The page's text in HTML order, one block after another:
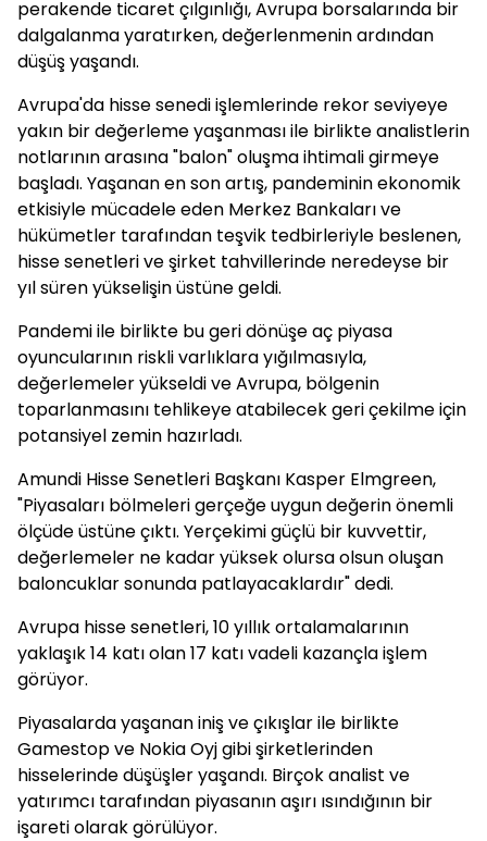
perakende ticaret çılgınlığı, Avrupa borsalarında bir
dalgalanma yaratırken, değerlenmenin ardından
düşüş yaşandı.
Avrupa'da hisse senedi işlemlerinde rekor seviyeye
yakın bir değerleme yaşanması ile birlikte analistlerin
notlarının arasına "balon" oluşma ihtimali girmeye
başladı. Yaşanan en son artış, pandeminin ekonomik
etkisiyle mücadele eden Merkez Bankaları ve
hükümetler tarafından teşvik tedbirleriyle beslenen,
hisse senetleri ve şirket tahvillerinde neredeyse bir
yıl süren yükselişin üstüne geldi.
Pandemi ile birlikte bu geri dönüşe aç piyasa
oyuncularının riskli varlıklara yığılmasıyla,
değerlemeler yükseldi ve Avrupa, bölgenin
toparlanmasını tehlikeye atabilecek geri çekilme için
potansiyel zemin hazırladı.
Amundi Hisse Senetleri Başkanı Kasper Elmgreen,
"Piyasaları bölmeleri gerçeğe uygun değerin önemli
ölçüde üstüne çıktı. Yerçekimi güçlü bir kuvvettir,
değerlemeler ne kadar yüksek olursa olsun oluşan
baloncuklar sonunda patlayacaklardır" dedi.
Avrupa hisse senetleri, 10 yıllık ortalamalarının
yaklaşık 14 katı olan 17 katı vadeli kazançla işlem
görüyor.
Piyasalarda yaşanan iniş ve çıkışlar ile birlikte
Gamestop ve Nokia Oyj gibi şirketlerinden
hisselerinde düşüşler yaşandı. Birçok analist ve
yatırımcı tarafından piyasanın aşırı ısındığının bir
işareti olarak görülüyor.